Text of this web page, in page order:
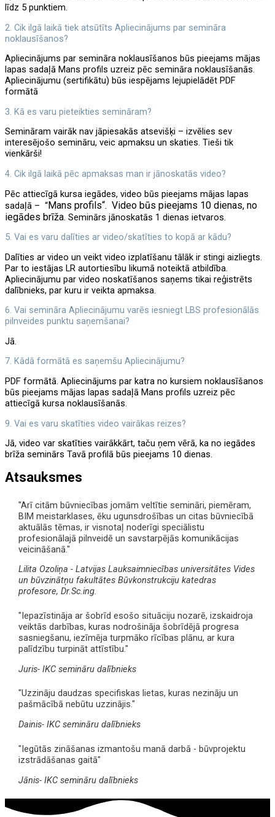
līdz 5 punktiem.
2. Cik ilgā laikā tiek atsūtīts Apliecinājums par semināra
noklausīšanos?
Apliecinājums par semināra noklausīšanos būs pieejams mājas
lapas sadaļā Mans profils uzreiz pēc semināra noklausīšanās.
Apliecinājumu (sertifikātu) būs iespējams lejupielādēt PDF
formātā
3. Kā es varu pieteikties semināram?
Semināram vairāk nav jāpiesakās atsevišķi – izvēlies sev
interesējošo semināru, veic apmaksu un skaties. Tieši tik
vienkārši!
4. Cik ilgā laikā pēc apmaksas man ir jānoskatās video?
Pēc attiecīgā kursa iegādes, video būs pieejams mājas lapas
sadaļā – “Mans profils“. Video būs pieejams 10 dienas, no
iegādes brīža. Seminārs jānoskatās 1 dienas ietvaros.
5. Vai es varu dalīties ar video/skatīties to kopā ar kādu?
Dalīties ar video un veikt video izplatīšanu tālāk ir stingi aizliegts.
Par to iestājas LR autortiesību likumā noteiktā atbildība.
Apliecinājumu par video noskatīšanos saņems tikai reģistrēts
dalībnieks, par kuru ir veikta apmaksa.
6. Vai semināra Apliecinājumu varēs iesniegt LBS profesionālās
pilnveides punktu saņemšanai?
Jā.
7. Kādā formātā es saņemšu Apliecinājumu?
PDF formātā. Apliecinājums par katra no kursiem noklausīšanos
būs pieejams mājas lapas sadaļā Mans profils uzreiz pēc
attiecīgā kursa noklausīšanās.
9. Vai es varu skatīties video vairākas reizes?
Jā, video var skatīties vairākkārt, taču ņem vērā, ka no iegādes
brīža seminārs Tavā profilā būs pieejams 10 dienas.
Atsauksmes
"Arī citām būvniecības jomām veltītie semināri, piemēram,
BIM meistarklases, ēku ugunsdrošības un citas būvniecībā
aktuālās tēmas, ir visnotaļ noderīgi speciālistu
profesionālajā pilnveidē un savstarpējās komunikācijas
veicināšanā."
Lilita Ozoliņa - Latvijas Lauksaimniecības universitātes Vides
un būvzinātņu fakultātes Būvkonstrukciju katedras
profesore, Dr.Sc.ing.
"Iepazīstināja ar šobrīd esošo situāciju nozarē, izskaidroja
veiktās darbības, kuras nodrošināja šobrīdējā progresa
sasniegšanu, iezīmēja turpmāko rīcības plānu, ar kura
palīdzību turpināt attīstību."
Juris- IKC semināru dalībnieks
"Uzzināju daudzas specifiskas lietas, kuras nezināju un
pašmācībā nebūtu uzzinājis."
Dainis- IKC semināru dalībnieks
"Iegūtās zināšanas izmantošu manā darbā - būvprojektu
izstrādāšanas gaitā"
Jānis- IKC semināru dalībnieks